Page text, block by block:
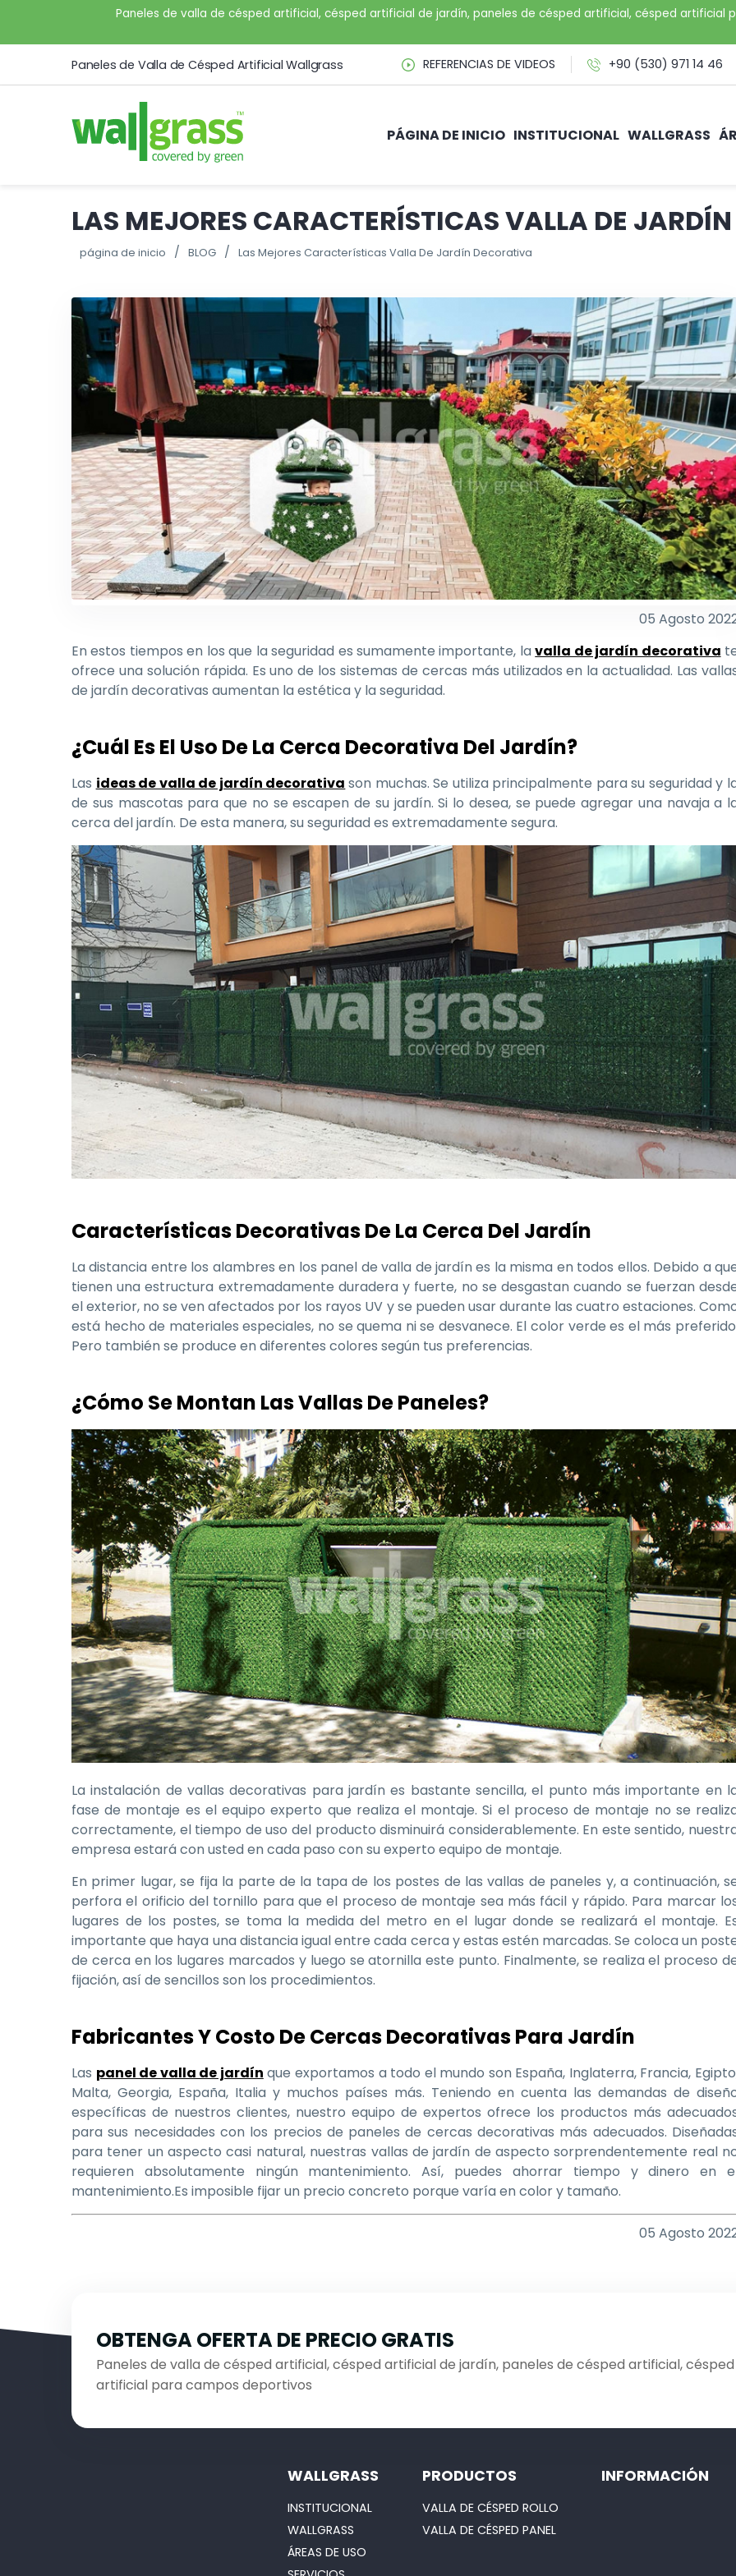
Paneles de valla de césped artificial, césped artificial de jardín, paneles de césped artificial, césped artificial
Paneles de Valla de Césped Artificial Wallgrass REFERENCIAS DE VIDEOS +90 (530) 971 14 46
PÁGINA DE INICIO INSTITUCIONAL WALLGRASS
LAS MEJORES CARACTERÍSTICAS VALLA DE
página de inicio BLOG Las Mejores Características Valla De Jardín Decorativa
05 Agosto
En estos tiempos en los que la seguridad es sumamente importante, lavalla de jardín decorativa
ofrece una solución rápida. Es uno de los sistemas de cercas más utilizados en la actualidad. Las
de jardín decorativas aumentan la estética y la seguridad.
¿Cuál Es El Uso De La Cerca Decorativa Del Jardín?
Las ideas de valla de jardín decorativa son muchas. Se utiliza principalmente para su seguridad y
de sus mascotas para que no se escapen de su jardín. Si lo desea, se puede agregar una navaja a
cerca del jardín. De esta manera, su seguridad es extremadamente segura.
Características Decorativas De La Cerca Del Jardín
La distancia entre los alambres en los panel de valla de jardín es la misma en todos ellos. Debido a
tienen una estructura extremadamente duradera y fuerte, no se desgastan cuando se fuerzan
el exterior, no se ven afectados por los rayos UV y se pueden usar durante las cuatro estaciones.
está hecho de materiales especiales, no se quema ni se desvanece. El color verde es el más
Pero también se produce en diferentes colores según tus preferencias.
¿Cómo Se Montan Las Vallas De Paneles?
La instalación de vallas decorativas para jardín es bastante sencilla, el punto más importante en
fase de montaje es el equipo experto que realiza el montaje. Si el proceso de montaje no se
correctamente, el tiempo de uso del producto disminuirá considerablemente. En este sentido,
empresa estará con usted en cada paso con su experto equipo de montaje.
En primer lugar, se fija la parte de la tapa de los postes de las vallas de paneles y, a continuación,
perfora el orificio del tornillo para que el proceso de montaje sea más fácil y rápido. Para marcar
lugares de los postes, se toma la medida del metro en el lugar donde se realizará el montaje.
importante que haya una distancia igual entre cada cerca y estas estén marcadas. Se coloca un
de cerca en los lugares marcados y luego se atornilla este punto. Finalmente, se realiza el proceso
fijación, así de sencillos son los procedimientos.
Fabricantes Y Costo De Cercas Decorativas Para Jardín
Las panel de valla de jardín que exportamos a todo el mundo son España, Inglaterra, Francia,
Malta, Georgia, España, Italia y muchos países más. Teniendo en cuenta las demandas de
específicas de nuestros clientes, nuestro equipo de expertos ofrece los productos más
para sus necesidades con los precios de paneles de cercas decorativas más adecuados.
para tener un aspecto casi natural, nuestras vallas de jardín de aspecto sorprendentemente real
requieren absolutamente ningún mantenimiento. Así, puedes ahorrar tiempo y dinero en
mantenimiento.Es imposible fijar un precio concreto porque varía en color y tamaño.
05 Agosto
OBTENGA OFERTA DE PRECIO GRATIS
Paneles de valla de césped artificial, césped artificial de jardín, paneles de césped artificial, césped
artificial para campos deportivos
WALLGRASS
INSTITUCIONAL
WALLGRASS
ÁREAS DE USO
PRODUCTOS
VALLA DE CÉSPED ROLLO
VALLA DE CÉSPED PANEL
INFORMACIÓN